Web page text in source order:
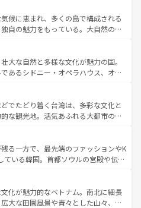
楽しむこともできる。 なお、新
テンツ一覧 を参照してほしい。
観光、ショッピング、エンターテイ
激的なスポットだ。一方、アメリカ
り、グランドキャニオンやイエロー
では、音楽と美食が融合した独特の
アメリカの各地域で異なる魅力を楽
性と豊かな歴史を感じることができ
なお、新着のアメリカ
を参照してほしい。
候に恵まれ、多くの島で構成される
自の魅力をもっている。大自然の神
また、定番の観光地といえばオアフ
求めるならマウイ島やカウアイ島が
グリーンに輝く海をはじめ、豊かな
訪れる人々を迎えてくれるハワイの
ルフードやハワイアンミュージッ
スなど、すべてがハワイの魅力を彩
、新着のハワイ情報
参照してほしい。
大な自然と多様な文化が魅力の国。
あるシドニー・オペラハウス、オー
部にそびえるウルル（エアーズロッ
しい原生林やケアンズの熱帯雨林な
ん。また、カフェやワイン、オージ
も充実しており、サーフィンやダイ
ど、アウトドア好きにはたまらな
多彩な魅力を存分に味わいつくそ
でたどり着く台湾は、多彩な文化と
な観光地。活気あふれる大都市の台
帯である台湾東部など、都市の喧騒
しており、訪れる人に新しい発見と
る。また、奥深い台湾の食文化も魅
イーツなど、バラエティ豊かな料理
。 なお、新着の台湾情報は コンテンツ一覧を参
る一方で、最先端のファッションやK
ている韓国。首都ソウルの宮殿や伝統
ば四季折々の自然美を楽しむことが
チや焼肉、絶品のストリートフード
料理が待っている。夜には、韓国な
化が魅力的なベトナム。南北に細長
大な田園風景や青々とした山々、世